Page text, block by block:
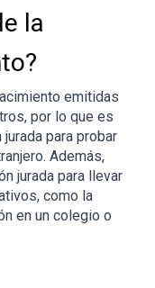
la
emitidas
por lo que es
para probar
Además,
jurada para llevar
como la
en un colegio o